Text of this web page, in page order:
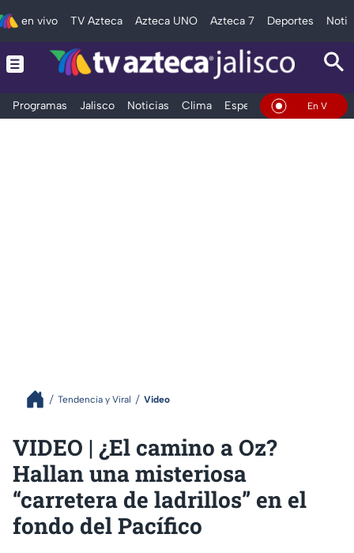
en vivo TV Azteca Azteca UNO Azteca 7 Deportes
Programas Jalisco Noticias Clima Espectáculos Deportes
En Vivo
Tendencia y Viral Video
VIDEO | ¿El camino a Oz?
Hallan una misteriosa
“carretera de ladrillos” en el
fondo del Pacífico